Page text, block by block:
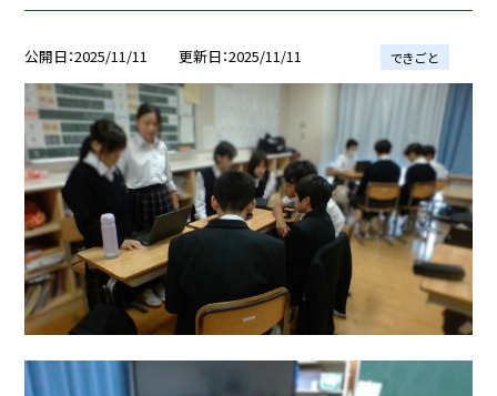
公開日 2025/11/11 更新日 2025/11/11 できごと